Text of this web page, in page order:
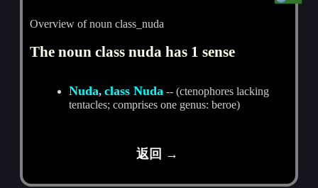
Overview of noun class_nuda
The noun class nuda has 1 sense
Nuda,class Nuda -- (ctenophores lacking
tentacles; comprises one genus: beroe)
返回 →